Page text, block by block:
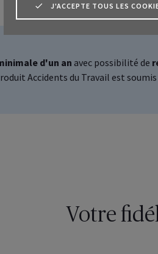
Dail Employee Benefits
d'un an avec possibilité de
Accidents du Travail est
Votre
J'ACCEPTE TOUS LES